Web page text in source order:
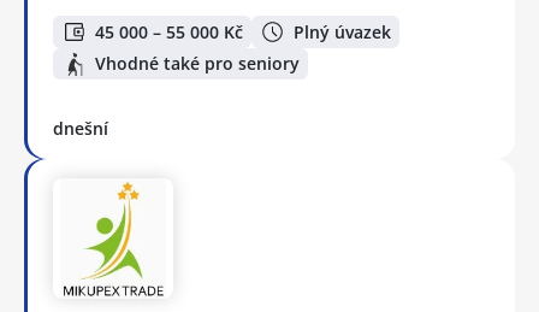
45 000 – 55 000 Kč
Plný úvazek
Vhodné také pro seniory
dnešní